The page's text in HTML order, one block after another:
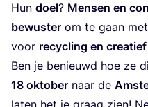
Hun doel? Men­sen en
bewus­ter om te gaan
voor recy­cling en
Ben je benieuwd hoe ze
18 okto­ber naar de